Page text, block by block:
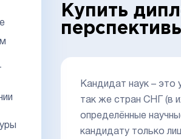
Купить
Кандидат наук – это
так же стран СНГ (в
определённые
кандидату только